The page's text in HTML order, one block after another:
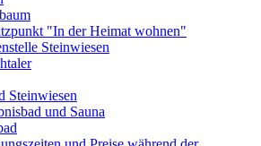
"In der Heimat wohnen"
Steinwiesen
Steinwiesen
und Sauna